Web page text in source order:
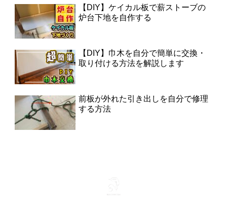
【DIY】ケイカル板で薪ストーブの
炉台下地を自作する
【DIY】巾木を自分で簡単に交換・
取り付ける方法を解説します
前板が外れた引き出しを自分で修理
する方法